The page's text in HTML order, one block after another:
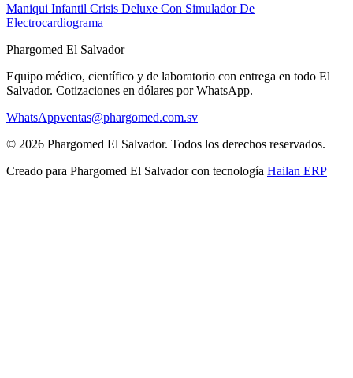
Maniqui Infantil Crisis Deluxe Con Simulador De
Electrocardiograma
Phargomed El Salvador
Equipo médico, científico y de laboratorio con entrega en todo El
Salvador. Cotizaciones en dólares por WhatsApp.
WhatsAppventas@phargomed.com.sv
© 2026 Phargomed El Salvador. Todos los derechos reservados.
Creado para Phargomed El Salvadorcon tecnología Hailan ERP